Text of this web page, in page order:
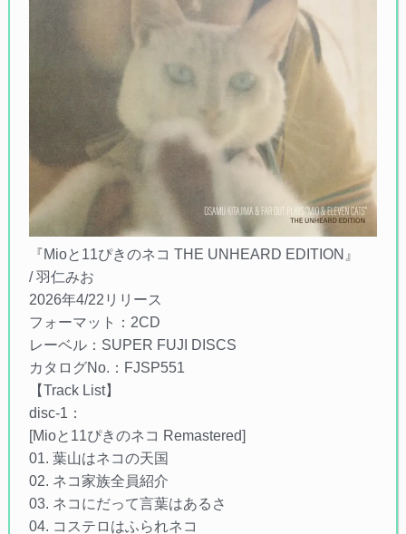
『Mioと11ぴきのネコ THE UNHEARD EDITION』
/ 羽仁みお
2026年4/22リリース
フォーマット：2CD
レーベル：SUPER FUJI DISCS
カタログNo.：FJSP551
【Track List】
disc-1：
[Mioと11ぴきのネコ Remastered]
01. 葉山はネコの天国
02. ネコ家族全員紹介
03. ネコにだって言葉はあるさ
04. コステロはふられネコ